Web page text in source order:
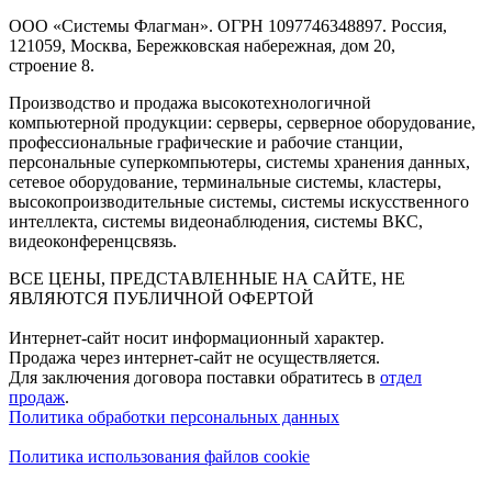
ООО «Системы Флагман». ОГРН 1097746348897. Россия,
121059, Москва, Бережковская набережная, дом 20,
строение 8.
Производство и продажа высокотехнологичной
компьютерной продукции: серверы, серверное оборудование,
профессиональные графические и рабочие станции,
персональные суперкомпьютеры, системы хранения данных,
сетевое оборудование, терминальные системы, кластеры,
высокопроизводительные системы, системы искусственного
интеллекта, системы видеонаблюдения, системы ВКС,
видеоконференцсвязь.
ВСЕ ЦЕНЫ, ПРЕДСТАВЛЕННЫЕ НА САЙТЕ, НЕ
ЯВЛЯЮТСЯ ПУБЛИЧНОЙ ОФЕРТОЙ
Интернет-сайт носит информационный характер.
Продажа через интернет-сайт не осуществляется.
Для заключения договора поставки обратитесь в отдел
продаж.
Политика обработки персональных данных
Политика использования файлов cookie